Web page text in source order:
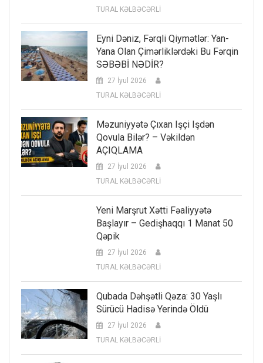
TURAL KƏLBƏCƏRLİ
Eyni Dəniz, Fərqli Qiymətlər: Yan-
Yana Olan Çimərliklərdəki Bu Fərqin
SƏBƏBİ NƏDİR?
27 İyul 2026
TURAL KƏLBƏCƏRLİ
Məzuniyyətə Çıxan Işçi Işdən
Qovula Bilər? – Vəkildən
AÇIQLAMA
27 İyul 2026
TURAL KƏLBƏCƏRLİ
Yeni Marşrut Xətti Fəaliyyətə
Başlayır – Gedişhaqqı 1 Manat 50
Qəpik
27 İyul 2026
TURAL KƏLBƏCƏRLİ
Qubada Dəhşətli Qəza: 30 Yaşlı
Sürücü Hadisə Yerində Öldü
27 İyul 2026
TURAL KƏLBƏCƏRLİ